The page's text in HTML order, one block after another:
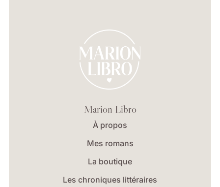
Marion Libro
À propos
Mes romans
La boutique
Les chroniques littéraires